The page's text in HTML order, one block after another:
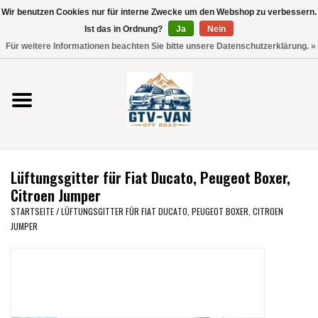
Verwende
die
nach
oben
und
unten,
verfügbare
auszuwählen.
Vito / V-Klasse 447
Viano /Vito 639
VW T7 2025
VW T6
Lüftungsgitter für Fiat Ducato, Peugeot Boxer,
Citroen Jumper
STARTSEITE/LÜFTUNGSGITTER FÜR FIAT DUCATO, PEUGEOT BOXER, CITROEN
JUMPER
Wir benutzen Cookies nur für interne Zwecke um den Webshop zu verbessern.
Ist das in Ordnung?
Ja
Nein
Für weitere Informationen beachten Sie bitte unsere Datenschutzerklärung. »